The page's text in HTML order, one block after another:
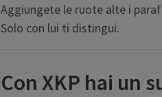
Aggiungete le ruote alte i
Solo con lui ti distingui.
Con XKP hai un